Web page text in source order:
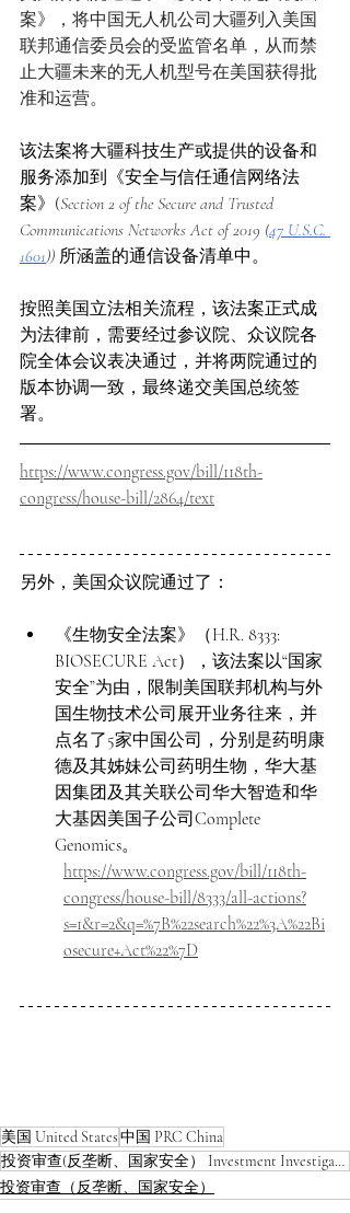
案》，将中国无人机公司大疆列入美国
联邦通信委员会的受监管名单，从而禁
止大疆未来的无人机型号在美国获得批
准和运营。
该法案将大疆科技生产或提供的设备和
服务添加到《安全与信任通信网络法
案》(Section 2 of the Secure and Trusted
Communications Networks Act of 2019 (47 U.S.C.
1601)) 所涵盖的通信设备清单中。
按照美国立法相关流程，该法案正式成
为法律前，需要经过参议院、众议院各
院全体会议表决通过，并将两院通过的
版本协调一致，最终递交美国总统签
署。
https://www.congress.gov/bill/118th-
congress/house-bill/2864/text
另外， 美国众议院通过了 ：
《生物安全法案》（H.R. 8333:
BIOSECURE Act），该法案以“国家
安全”为由，限制美国联邦机构与外
国生物技术公司展开业务往来，并
点名了5家中国公司，分别是药明康
德及其姊妹公司药明生物，华大基
因集团及其关联公司华大智造和华
大基因美国子公司Complete
Genomics。
https://www.congress.gov/bill/118th-
congress/house-bill/8333/all-actions?
s=1&r=2&q=%7B%22search%22%3A%22Bi
osecure+Act%22%7D
美国 United States中国 PRC China
投资审查(反垄断、国家安全） Investment Investigation
投资审查（反垄断、国家安全）